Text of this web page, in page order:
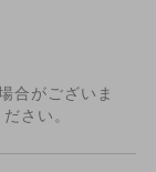
合がございま
さい。